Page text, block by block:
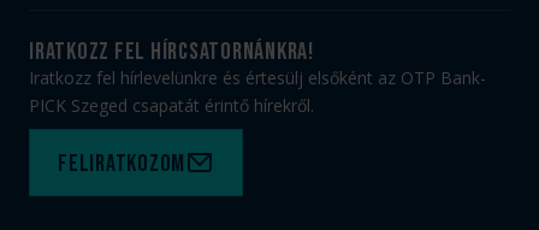
Munkatársaink
PICK Aréna
Sajtóakkreditáció
Jegy- és bérletvásárlás
Webshop
Adatvédelem
Felhasználási feltételek
Kapcsolat
iratkozz fel hírcsatornánkra!
Iratkozz fel hírlevelünkre és értesülj elsőként az OTP Bank-
PICK Szeged csapatát érintő hírekről.
Feliratkozom